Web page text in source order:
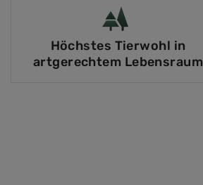
Höchstes Tierwohl in
artgerechtem Lebensraum